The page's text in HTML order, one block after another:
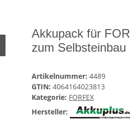
Akkupack für
zum Selbsteinbau
Artikelnummer: 4489
GTIN: 4064164023813
Kategorie: FORFEX
Hersteller: